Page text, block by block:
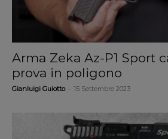
Arma Zeka Az-P1 Sport
prova in poligono
Gianluigi Guiotto 15 Settembre 2023